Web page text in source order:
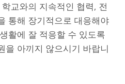
교와의 지속적인 협력, 전
통해 장기적으로 대응해야
활에 잘 적응할 수 있도록
을 아끼지 않으시기 바랍니